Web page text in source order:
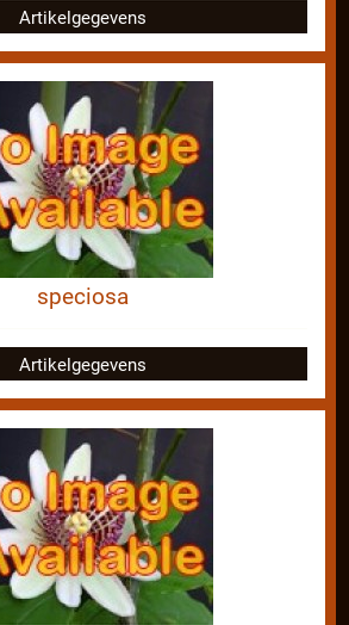
Artikelgegevens
speciosa
Artikelgegevens